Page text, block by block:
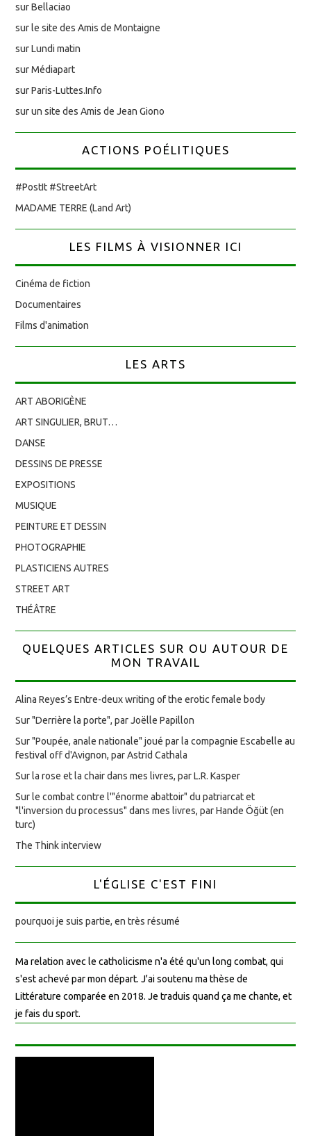
sur Bellaciao
sur le site des Amis de Montaigne
sur Lundi matin
sur Médiapart
sur Paris-Luttes.Info
sur un site des Amis de Jean Giono
ACTIONS POÉLITIQUES
#PostIt #StreetArt
MADAME TERRE (Land Art)
LES FILMS À VISIONNER ICI
Cinéma de fiction
Documentaires
Films d'animation
LES ARTS
ART ABORIGÈNE
ART SINGULIER, BRUT…
DANSE
DESSINS DE PRESSE
EXPOSITIONS
MUSIQUE
PEINTURE ET DESSIN
PHOTOGRAPHIE
PLASTICIENS AUTRES
STREET ART
THÉÂTRE
QUELQUES ARTICLES SUR OU AUTOUR DE
MON TRAVAIL
Alina Reyes’s Entre-deux writing of the erotic female body
Sur "Derrière la porte", par Joëlle Papillon
Sur "Poupée, anale nationale" joué par la compagnie Escabelle au
festival off d'Avignon, par Astrid Cathala
Sur la rose et la chair dans mes livres, par L.R. Kasper
Sur le combat contre l'"énorme abattoir" du patriarcat et
"l'inversion du processus" dans mes livres, par Hande Öğüt (en
turc)
The Think interview
L'ÉGLISE C'EST FINI
pourquoi je suis partie, en très résumé
Ma relation avec le catholicisme n'a été qu'un long combat, qui
s'est achevé par mon départ. J'ai soutenu ma thèse de
Littérature comparée en 2018. Je traduis quand ça me chante, et
je fais du sport.